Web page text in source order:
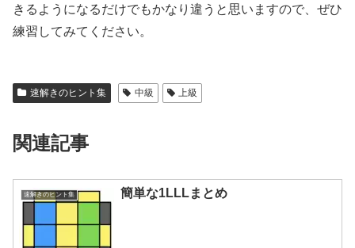
きるようになるだけでもかなり違うと思いますので、ぜひ
練習してみてください。
速解きのヒント集 中級 上級
関連記事
速解きのヒント集 簡単な1LLLまとめ